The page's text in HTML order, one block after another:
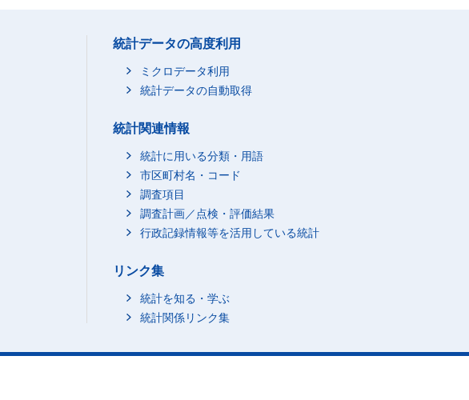
統計データの高度利用
ミクロデータ利用
統計データの自動取得
統計関連情報
統計に用いる分類・用語
市区町村名・コード
調査項目
調査計画／点検・評価結果
行政記録情報等を活用している統計
リンク集
統計を知る・学ぶ
統計関係リンク集